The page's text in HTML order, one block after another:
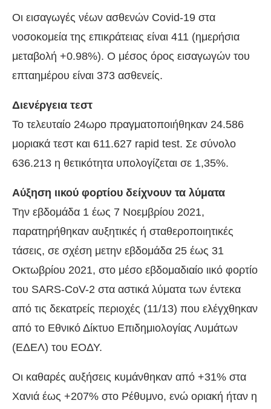
Οι εισαγωγές νέων ασθενών Covid-19 στα
νοσοκομεία της επικράτειας είναι 411 (ημερήσια
μεταβολή +0.98%). Ο μέσος όρος εισαγωγών του
επταημέρου είναι 373 ασθενείς.
Διενέργεια τεστ
Το τελευταίο 24ωρο πραγματοποιήθηκαν 24.586
μοριακά τεστ και 611.627 rapid test. Σε σύνολο
636.213 η θετικότητα υπολογίζεται σε 1,35%.
Αύξηση ιικού φορτίου δείχνουν τα λύματα
Την εβδομάδα 1 έως 7 Νοεμβρίου 2021,
παρατηρήθηκαν αυξητικές ή σταθεροποιητικές
τάσεις, σε σχέση μετην εβδομάδα 25 έως 31
Οκτωβρίου 2021, στο μέσο εβδομαδιαίο ιικό φορτίο
του SARS-CoV-2 στα αστικά λύματα των έντεκα
από τις δεκατρείς περιοχές (11/13) που ελέγχθηκαν
από το Εθνικό Δίκτυο Επιδημιολογίας Λυμάτων
(ΕΔΕΛ) του ΕΟΔΥ.
Οι καθαρές αυξήσεις κυμάνθηκαν από +31% στα
Χανιά έως +207% στο Ρέθυμνο, ενώ οριακή ήταν η